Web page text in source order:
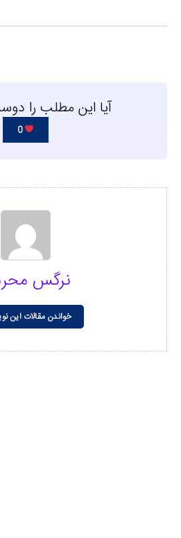
آیا این مطلب را
0
نرگس
خواندن مقالات این